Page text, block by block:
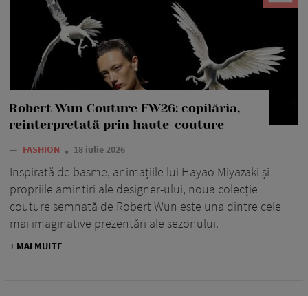
Robert Wun Couture FW26: copilăria,
reinterpretată prin haute-couture
— FASHION 18 iulie 2026
Inspirată de basme, animațiile lui Hayao Miyazaki și
propriile amintiri ale designer-ului, noua colecție
couture semnată de Robert Wun este una dintre cele
mai imaginative prezentări ale sezonului.
+ MAI MULTE